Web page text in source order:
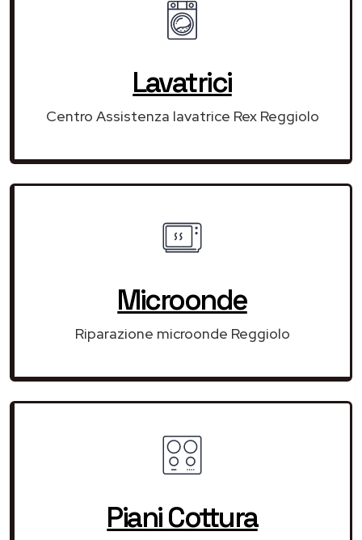
Lavatrici
Centro Assistenza lavatrice Rex Reggiolo
Microonde
Riparazione microonde Reggiolo
Piani Cottura